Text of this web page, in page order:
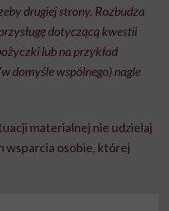
drugiej strony. Rozbudza
dotyczącą kwestii
lub na przykład
domyśle wspólnego) nagle
materialnej nie udzielaj
wsparcia osobie, której